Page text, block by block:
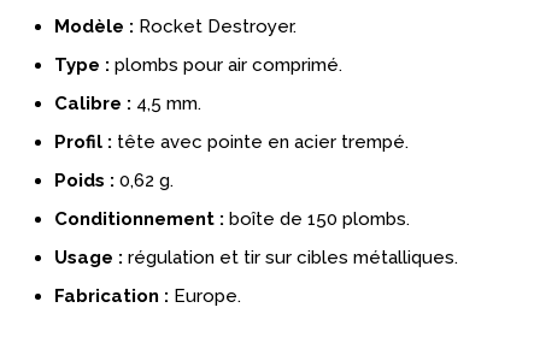
Modèle : Rocket Destroyer.
Type : plombs pour air comprimé.
Calibre : 4,5 mm.
Profil : tête avec pointe en acier trempé.
Poids : 0,62 g.
Conditionnement : boîte de 150 plombs.
Usage : régulation et tir sur cibles métalliques.
Fabrication : Europe.